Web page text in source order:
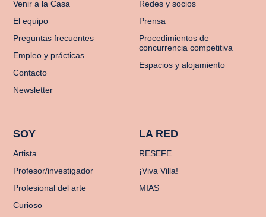
Venir a la Casa
El equipo
Preguntas frecuentes
Empleo y prácticas
Contacto
Newsletter
Redes y socios
Prensa
Procedimientos de
concurrencia competitiva
Espacios y alojamiento
SOY
Artista
Profesor/investigador
Profesional del arte
Curioso
LA RED
RESEFE
¡Viva Villa!
MIAS